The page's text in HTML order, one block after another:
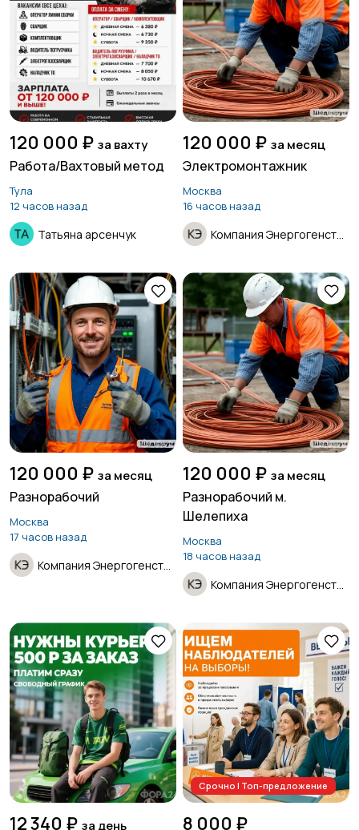
120 000 ₽ за вахту
Работа/Вахтовый метод
Тула
12 часов назад
Татьяна арсенчук
120 000 ₽ за месяц
Электромонтажник
Москва
16 часов назад
120 000 ₽ за месяц
Разнорабочий
Москва
17 часов назад
120 000 ₽ за месяц
Разнорабочий м.
Шелепиха
Москва
18 часов назад
12 340 ₽ за день
Срочно | Топ-предложение
8 000 ₽